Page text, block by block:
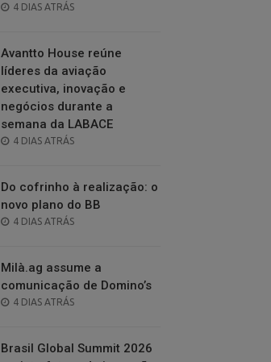
POSTED
4 DIAS ATRÁS
Avantto House reúne
líderes da aviação
executiva, inovação e
negócios durante a
semana da LABACE
POSTED
4 DIAS ATRÁS
Do cofrinho à realização: o
novo plano do BB
POSTED
4 DIAS ATRÁS
Milà.ag assume a
comunicação de Domino’s
POSTED
4 DIAS ATRÁS
Brasil Global Summit 2026